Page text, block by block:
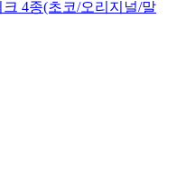
4종(초코/오리지널/말